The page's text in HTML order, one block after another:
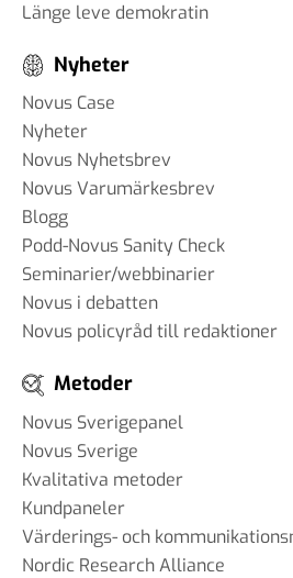
Länge leve demokratin
Nyheter
Novus Case
Nyheter
Novus Nyhetsbrev
Novus Varumärkesbrev
Blogg
Podd-Novus Sanity Check
Seminarier/webbinarier
Novus i debatten
Novus policyråd till redaktioner
Metoder
Novus Sverigepanel
Novus Sverige
Kvalitativa metoder
Kundpaneler
Värderings- och
Nordic Research Alliance